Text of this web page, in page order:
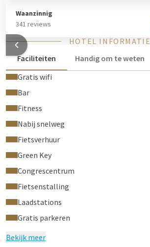
Waanzinnig
341 reviews
HOTEL INFORMATIE
Faciliteiten
Handig om te weten
Gratis wifi
Bar
Fitness
Nabij snelweg
Fietsverhuur
Green Key
Congrescentrum
Fietsenstalling
Laadstations
Gratis parkeren
Bekijk meer